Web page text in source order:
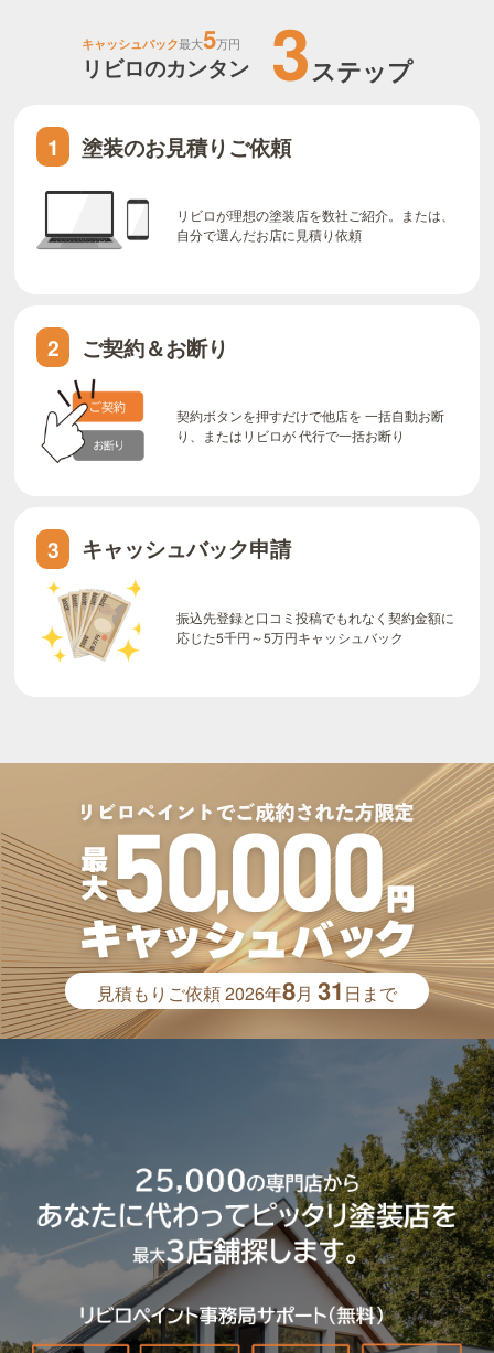
キャッシュバック最大5万円
リビロのカンタン 3ステップ
1 塗装のお見積りご依頼
リビロが理想の塗装店を数社ご紹介。または、
自分で選んだお店に見積り依頼
2 ご契約＆お断り
契約ボタンを押すだけで他店を 一括自動お断
り、またはリビロが 代行で一括お断り
3 キャッシュバック申請
振込先登録と口コミ投稿でもれなく契約金額に
応じた5千円～5万円キャッシュバック
見積もりご依頼2026年8月31 日まで